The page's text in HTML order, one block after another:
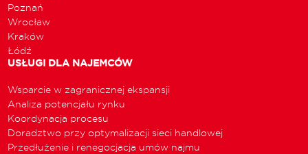
Poznań
Wrocław
Kraków
Łódź
USŁUGI DLA NAJEMCÓW
Wsparcie w zagranicznej ekspansji
Analiza potencjału rynku
Koordynacja procesu
Doradztwo przy optymalizacji sieci handlowej
Przedłużenie i renegocjacja umów najmu